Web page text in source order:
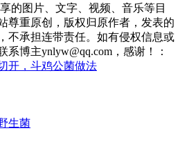
的图片、文字、视频、音乐等目
尊重原创，版权归原作者，发表的
不承担连带责任。如有侵权信息或
博主ynlyw@qq.com，感谢！：
开，斗鸡公菌做法
生菌